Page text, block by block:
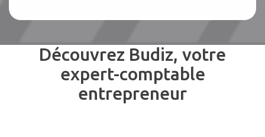
Découvrez Budiz, votre
expert-comptable
entrepreneur